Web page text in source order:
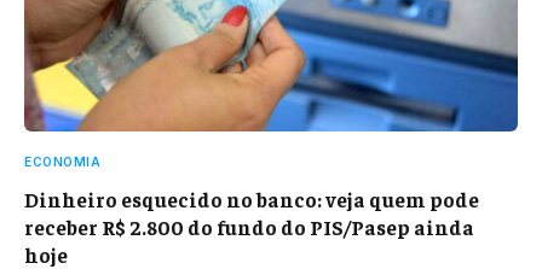
ECONOMIA
Dinheiro esquecido no banco: veja quem pode
receber R$ 2.800 do fundo do PIS/Pasep ainda
hoje